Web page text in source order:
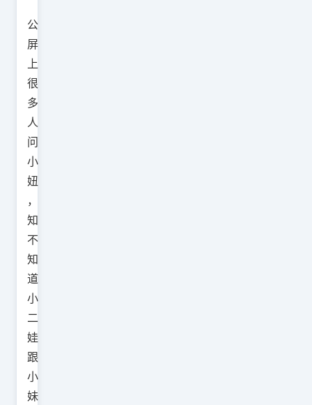
公
屏
上
很
多
人
问
小
妞
，
知
不
知
道
小
二
娃
跟
小
妹